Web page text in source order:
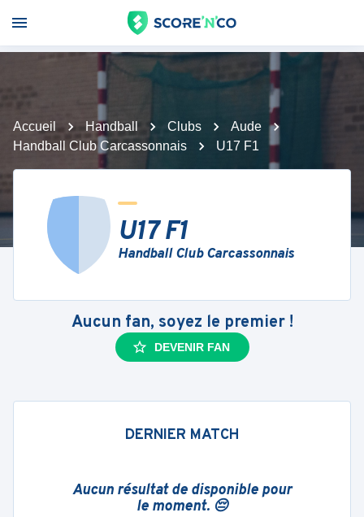
Accueil Handball Clubs
Aude
Handball Club Carcassonnais
U17 F1
U17 F1
Handball Club Carcassonnais
Aucun fan, soyez le premier !
DEVENIR FAN
DERNIER MATCH
Aucun résultat de disponible pour
le moment. 😔